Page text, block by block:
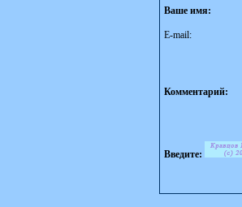
Ваше имя:
E-mail:
Комментарий:
Введите: